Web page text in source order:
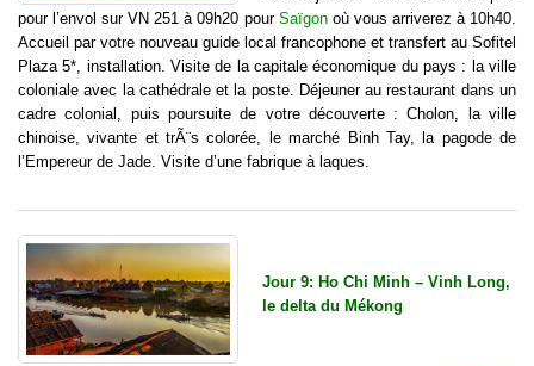
pour l’envol sur VN 251 à 09h20 pour Saïgonoù vous arriverez à 10h40.
Accueil par votre nouveau guide local francophone et transfert au Sofitel
Plaza 5*, installation. Visite de la capitale économique du pays : la ville
coloniale avec la cathédrale et la poste. Déjeuner au restaurant dans un
cadre colonial, puis poursuite de votre découverte : Cholon, la ville
chinoise, vivante et trÃ¨s colorée, le marché Binh Tay, la pagode de
l’Empereur de Jade. Visite d’une fabrique à laques.
Jour 9: Ho Chi Minh – Vinh Long,
le delta du Mékong